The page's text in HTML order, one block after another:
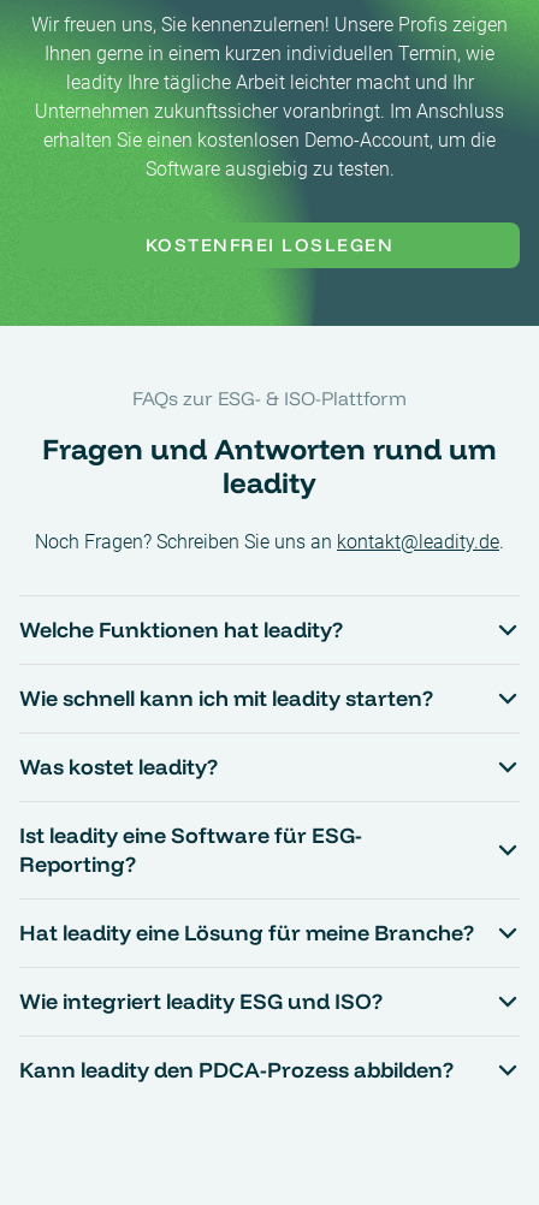
Wir freuen uns, Sie kennenzulernen! Unsere Profis zeigen
Ihnen gerne in einem kurzen individuellen Termin, wie
leadity Ihre tägliche Arbeit leichter macht und Ihr
Unternehmen zukunftssicher voranbringt. Im Anschluss
erhalten Sie einen kostenlosen Demo-Account, um die
Software ausgiebig zu testen.
KOSTENFREI LOSLEGEN
FAQs zur ESG- & ISO-Plattform
Fragen und Antworten rund um
leadity
Noch Fragen? Schreiben Sie uns an kontakt@leadity.de.
Welche Funktionen hat leadity?
Wie schnell kann ich mit leadity starten?
Was kostet leadity?
Ist leadity eine Software für ESG-
Reporting?
Hat leadity eine Lösung für meine Branche?
Wie integriert leadity ESG und ISO?
Kann leadity den PDCA-Prozess abbilden?